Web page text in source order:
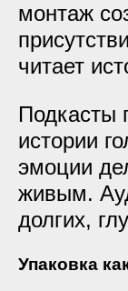
монтаж
читает
Подкасты
истории
эмоции
живым.
долгих,
Упаковка